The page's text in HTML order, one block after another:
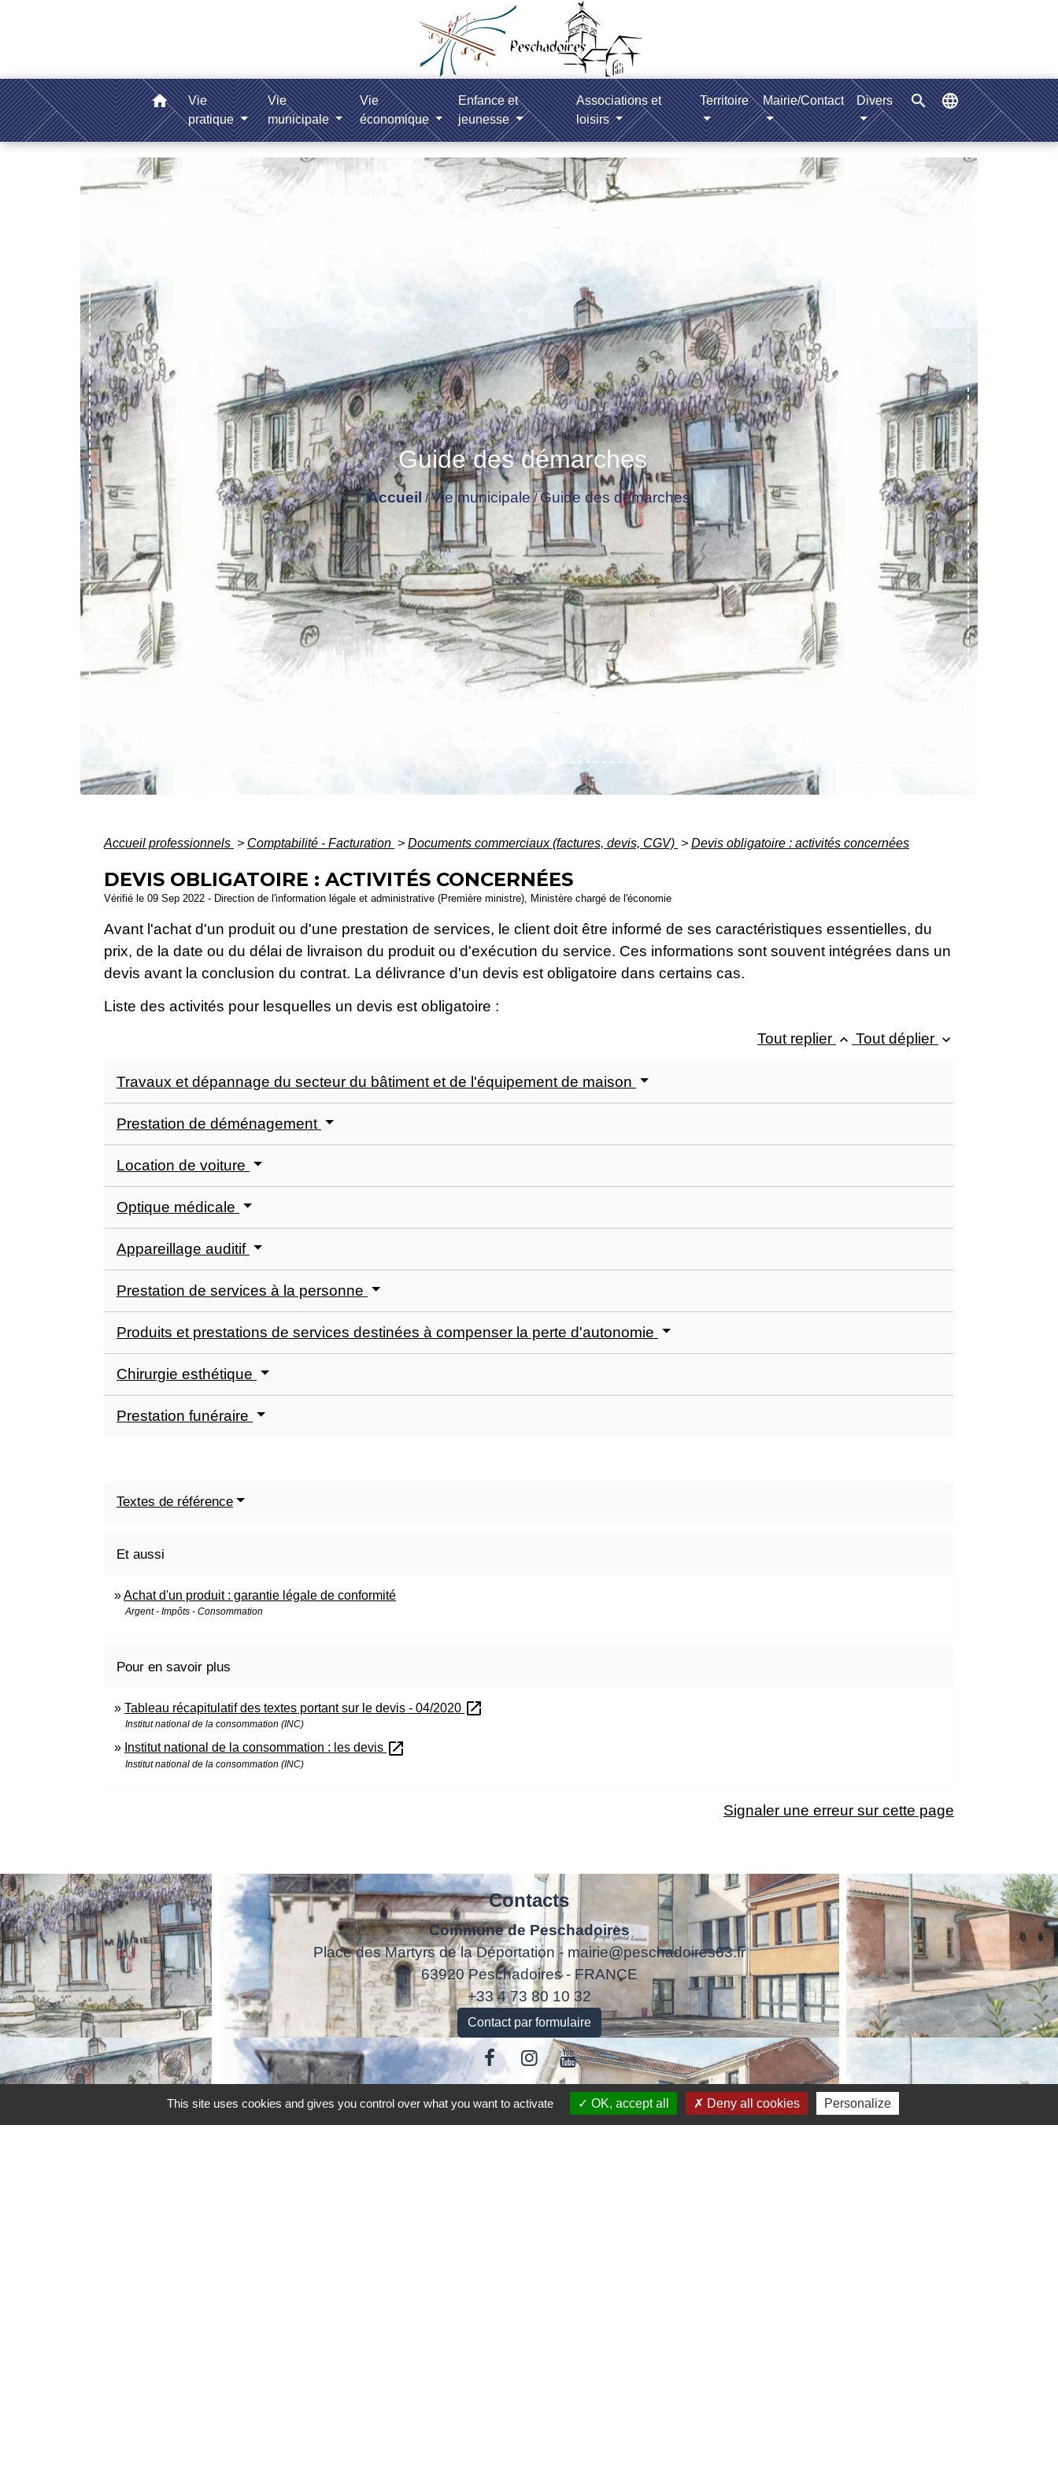
home
Vie
pratique
Vie
municipale
Vie
économique
Enfance et
jeunesse
Associations et
loisirs
Territoire Mairie/Contact Divers search language
Guide des démarches
Accueil /Vie municipale /Guide des démarches
Accueil professionnels > Comptabilité - Facturation > Documents commerciaux (factures, devis, CGV) > Devis obligatoire : activités concernées
DEVIS OBLIGATOIRE : ACTIVITÉS CONCERNÉES
Vérifié le 09 Sep 2022 - Direction de l'information légale et administrative (Première ministre), Ministère chargé de l'économie
Avant l'achat d'un produit ou d'une prestation de services, le client doit être informé de ses caractéristiques essentielles, du
prix, de la date ou du délai de livraison du produit ou d'exécution du service. Ces informations sont souvent intégrées dans un
devis avant la conclusion du contrat. La délivrance d'un devis est obligatoire dans certains cas.
Liste des activités pour lesquelles un devis est obligatoire :
Tout replier keyboard_arrow_up Tout déplier keyboard_arrow_down
Travaux et dépannage du secteur du bâtiment et de l'équipement de maison
Prestation de déménagement
Location de voiture
Optique médicale
Appareillage auditif
Prestation de services à la personne
Produits et prestations de services destinées à compenser la perte d'autonomie
Chirurgie esthétique
Prestation funéraire
Textes de référence
Et aussi
Achat d'un produit : garantie légale de conformité
Argent - Impôts - Consommation
Pour en savoir plus
Tableau récapitulatif des textes portant sur le devis - 04/2020 open_in_new
Institut national de la consommation (INC)
Institut national de la consommation : les devis open_in_new
Institut national de la consommation (INC)
Signaler une erreur sur cette page
Contacts
Commune de Peschadoires
Place des Martyrs de la Déportation - mairie@peschadoires63.fr
63920 Peschadoires - FRANCE
+33 4 73 80 10 32
Contact par formulaire
Liens
This site uses cookies and gives you control over what you want to activate OK, accept all Deny all cookies Personalize